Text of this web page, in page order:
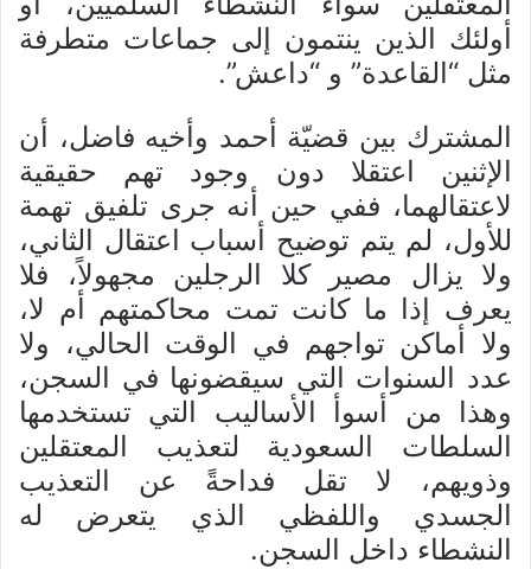
أولئك الذين ينتمون إلى جماعات متطرفة
مثل “القاعدة” و “داعش”.
المشترك بين قضيّة أحمد وأخيه فاضل، أن
الإثنين اعتقلا دون وجود تهم حقيقية
لاعتقالهما، ففي حين أنه جرى تلفيق تهمة
للأول، لم يتم توضيح أسباب اعتقال الثاني،
ولا يزال مصير كلا الرجلين مجهولاً، فلا
يعرف إذا ما كانت تمت محاكمتهم أم لا،
ولا أماكن تواجهم في الوقت الحالي، ولا
عدد السنوات التي سيقضونها في السجن،
وهذا من أسوأ الأساليب التي تستخدمها
السلطات السعودية لتعذيب المعتقلين
وذويهم، لا تقل فداحةً عن التعذيب
الجسدي واللفظي الذي يتعرض له
النشطاء داخل السجن.